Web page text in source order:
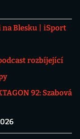
Blesku
iSport
rozbíjející
92: Szabová